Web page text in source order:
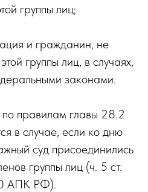
группы лиц;
и гражданин, не
группы лиц, в случаях,
законами.
правилам главы 28.2
в случае, если ко дню
суд присоединились
группы лиц (ч. 5 ст.
АПК РФ).